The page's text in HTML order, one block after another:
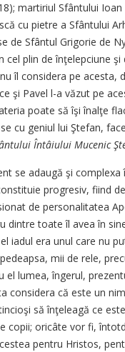
martiriul Sfântului
cu pietre a Sfântului
de Sfântul Grigorie de
plin de înţelepciune
îl considera pe acesta,
şi Pavel l-a văzut pe
poate să îşi înalţe
cu geniul lui Ştefan,
Întâiului Mucenic
se adaugă şi
progresiv, fiind
de personalitatea
dintre toate îl avea în
iadul era unul care nu
mii de rele,
el lumea, îngerul,
considera că este un
să înţeleagă ce
copii; oricâte vor fi,
pentru Hristos,